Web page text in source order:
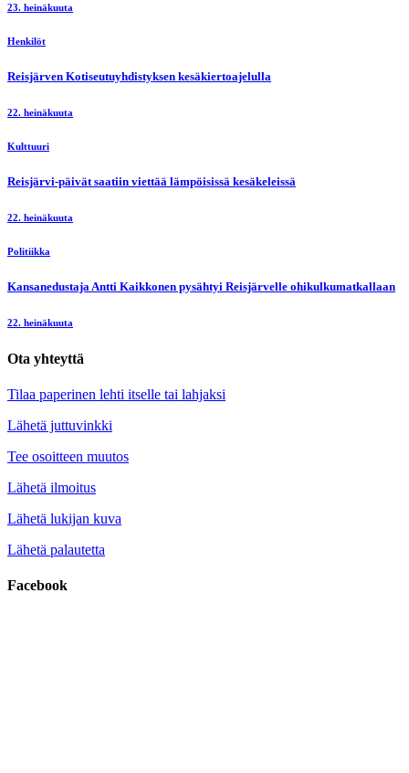
23. heinäkuuta
Henkilöt
Reisjärven Kotiseutuyhdistyksen kesäkiertoajelulla
22. heinäkuuta
Kulttuuri
Reisjärvi-päivät saatiin viettää lämpöisissä kesäkeleissä
22. heinäkuuta
Politiikka
Kansanedustaja Antti Kaikkonen pysähtyi Reisjärvelle ohikulkumatkallaan
22. heinäkuuta
Ota yhteyttä
Tilaa paperinen lehti itselle tai lahjaksi
Lähetä juttuvinkki
Tee osoitteen muutos
Lähetä ilmoitus
Lähetä lukijan kuva
Lähetä palautetta
Facebook